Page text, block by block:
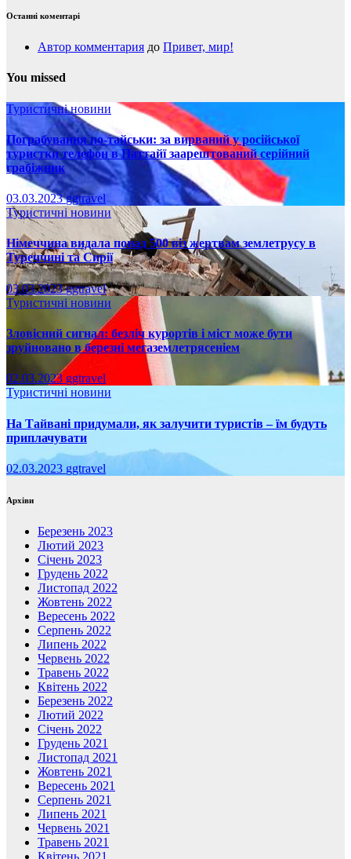
Останні коментарі
Автор комментария до Привет, мир!
You missed
Туристичні новини
Пограбування по-тайськи: за вирваний у російської
туристки телефон в Паттайї заарештований серійний
грабіжник
03.03.2023ggtravel
Туристичні новини
Німеччина видала понад 500 віз жертвам землетрусу в
Туреччині та Сирії
03.03.2023ggtravel
Туристичні новини
Зловісний сигнал: безліч курортів і міст може бути
зруйновано в березні мегаземлетрясеніем
02.03.2023 ggtravel
Туристичні новини
На Тайвані придумали, як залучити туристів – їм будуть
приплачувати
02.03.2023 ggtravel
Архіви
Березень 2023
Лютий 2023
Січень 2023
Грудень 2022
Листопад 2022
Жовтень 2022
Вересень 2022
Серпень 2022
Липень 2022
Червень 2022
Травень 2022
Квітень 2022
Березень 2022
Лютий 2022
Січень 2022
Грудень 2021
Листопад 2021
Жовтень 2021
Вересень 2021
Серпень 2021
Липень 2021
Червень 2021
Травень 2021
Квітень 2021